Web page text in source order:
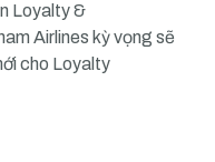
Loyalty &
Airlines kỳ vọng sẽ
cho Loyalty